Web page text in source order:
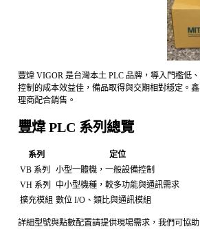
豐煒 VIGOR 是台灣本土 PLC 品牌，導入門檻低
控制的成本效益佳，備品取得與交期相對穩定。
理商配合銷售。
豐煒 PLC 系列總覽
系列
定位
VB 系列
小型一體機，一般設備控制
VH 系列
中小型機種，較多功能與通訊需求
擴充模組 數位 I/O、類比與通訊模組
詳細型號與點數配置請提供現場需求，我們可協